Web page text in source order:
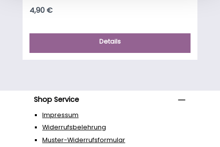
Regulärer Preis:
4,90 €
Details
Shop Service
Impressum
Widerrufsbelehrung
Muster-Widerrufsformular